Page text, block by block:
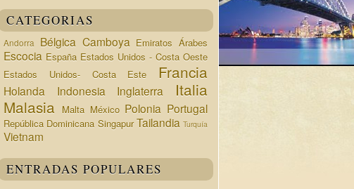
CATEGORIAS
Andorra Bélgica Camboya Emiratos Árabes
Escocia España Estados Unidos - Costa Oeste
Estados Unidos- Costa Este
Francia
Holanda Indonesia Inglaterra
Italia
Malasia
Malta México Polonia Portugal
República Dominicana Singapur Tailandia Turquía
Vietnam
ENTRADAS POPULARES